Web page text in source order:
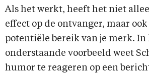
Als het werkt, heeft het niet
effect op de ontvanger, maar
potentiële bereik van je merk. In
onderstaande voorbeeld weet
humor te reageren op een